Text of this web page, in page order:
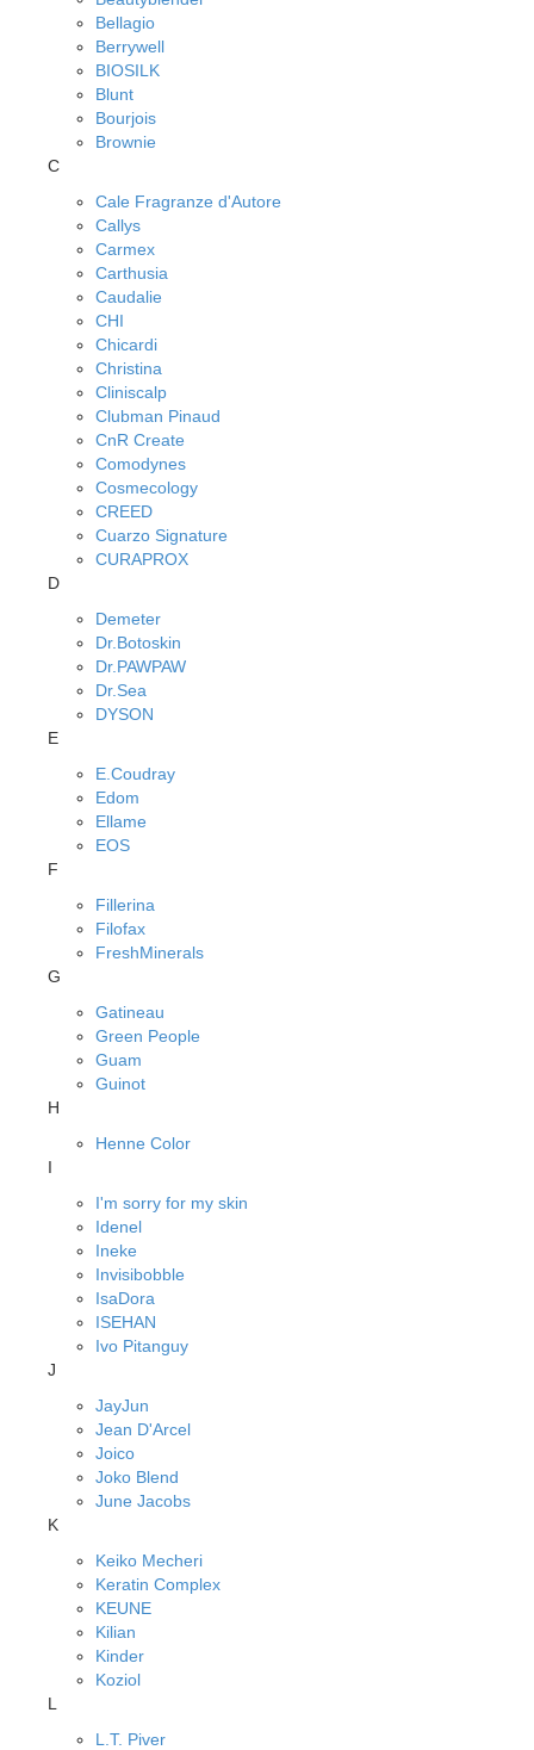
Bellagio
Berrywell
BIOSILK
Blunt
Bourjois
Brownie
C
Cale Fragranze d'Autore
Callys
Carmex
Carthusia
Caudalie
CHI
Chicardi
Christina
Cliniscalp
Clubman Pinaud
CnR Create
Comodynes
Cosmecology
CREED
Cuarzo Signature
CURAPROX
D
Demeter
Dr.Botoskin
Dr.PAWPAW
Dr.Sea
DYSON
E
E.Coudray
Edom
Ellame
EOS
F
Fillerina
Filofax
FreshMinerals
G
Gatineau
Green People
Guam
Guinot
H
Henne Color
I
I'm sorry for my skin
Idenel
Ineke
Invisibobble
IsaDora
ISEHAN
Ivo Pitanguy
J
JayJun
Jean D'Arcel
Joico
Joko Blend
June Jacobs
K
Keiko Mecheri
Keratin Complex
KEUNE
Kilian
Kinder
Koziol
L
L.T. Piver